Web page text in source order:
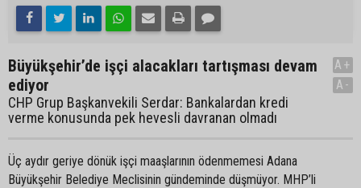
Büyükşehir’de işçi alacakları tartışması devam
ediyor
CHP Grup Başkanvekili Serdar: Bankalardan kredi
verme konusunda pek hevesli davranan olmadı
A+
A-
Üç aydır geriye dönük işçi maaşlarının ödenmemesi Adana
Büyükşehir Belediye Meclisinin gündeminde düşmüyor. MHP’li